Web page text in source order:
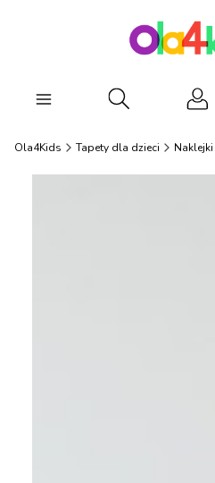
Otwórz
Ola4Kids Tapety dla dzieci